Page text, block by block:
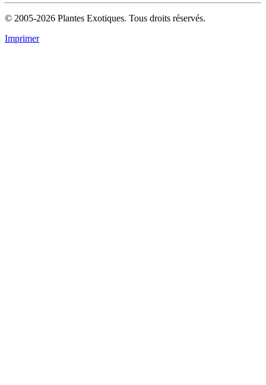
© 2005-2026 Plantes Exotiques. Tous droits réservés.
Imprimer